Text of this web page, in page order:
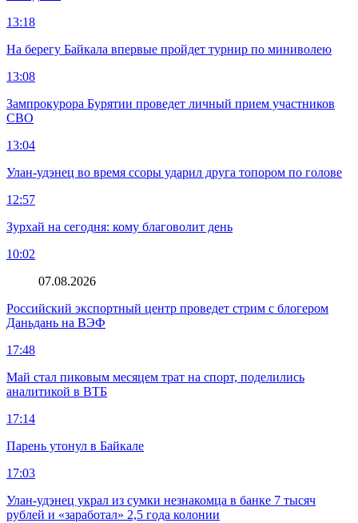
13:18
На берегу Байкала впервые пройдет турнир по миниволею
13:08
Зампрокурора Бурятии проведет личный прием участников
СВО
13:04
Улан-удэнец во время ссоры ударил друга топором по голове
12:57
Зурхай на сегодня: кому благоволит день
10:02
07.08.2026
Российский экспортный центр проведет стрим с блогером
Даньдань на ВЭФ
17:48
Май стал пиковым месяцем трат на спорт, поделились
аналитикой в ВТБ
17:14
Парень утонул в Байкале
17:03
Улан-удэнец украл из сумки незнакомца в банке 7 тысяч
рублей и «заработал» 2,5 года колонии